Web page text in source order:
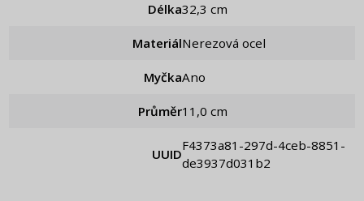
Délka 32,3 cm
Materiál Nerezová ocel
Myčka Ano
Průměr 11,0 cm
UUID
f4373a81-297d-4ceb-8851-
de3937d031b2